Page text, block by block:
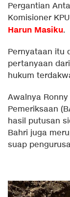
Pergantian
Komisioner
Harun Masiku.
Pernyataan itu
pertanyaan
hukum
Awalnya
Pemeriksaan
hasil putusan
Bahri juga
suap